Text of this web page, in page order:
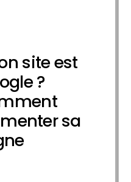
site est
?
sa